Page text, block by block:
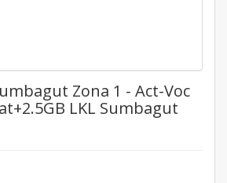
Zona 1 - Act-Voc
LKL Sumbagut